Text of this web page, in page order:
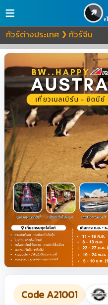
≡
ทัวร์ต่างประเทศ ❯ ทัวร์จีน
Code A21001